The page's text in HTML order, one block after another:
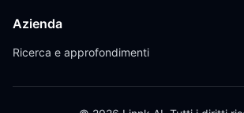
Azienda
Ricerca e approfondimenti